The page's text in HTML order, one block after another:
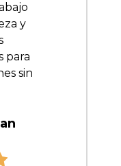
y
para
sin